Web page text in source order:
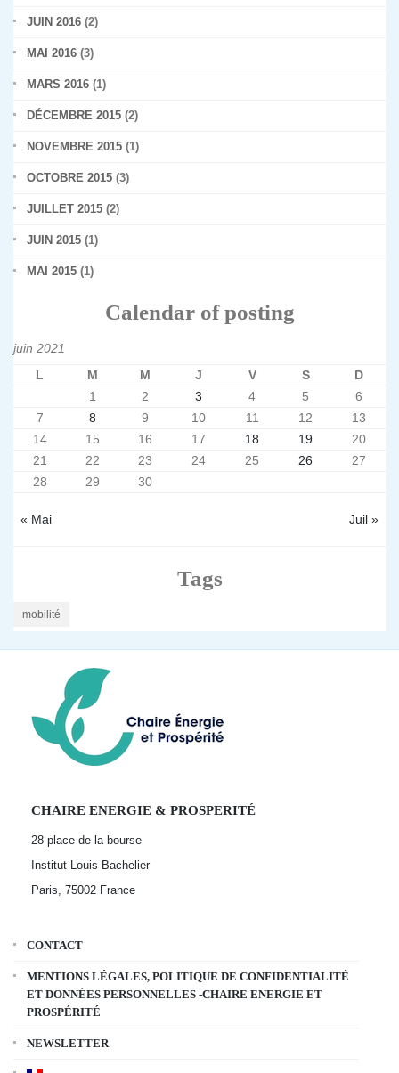
JUIN 2016 (2)
MAI 2016 (3)
MARS 2016 (1)
DÉCEMBRE 2015 (2)
NOVEMBRE 2015 (1)
OCTOBRE 2015 (3)
JUILLET 2015 (2)
JUIN 2015 (1)
MAI 2015 (1)
Calendar of posting
juin 2021
L
M M J V S D
« Mai Juil »
1 2 3 4 5
6
7
8 9 10 11 12
13
14
15 16 17 18 19
20
21
22 23 24 25 26
27
28
29 30
Tags
mobilité
CHAIRE ENERGIE & PROSPERITÉ
28 place de la bourse
Institut Louis Bachelier
Paris, 75002 France
CONTACT
MENTIONS LÉGALES, POLITIQUE DE CONFIDENTIALITÉ
ET DONNÉES PERSONNELLES -CHAIRE ENERGIE ET
PROSPÉRITÉ
NEWSLETTER